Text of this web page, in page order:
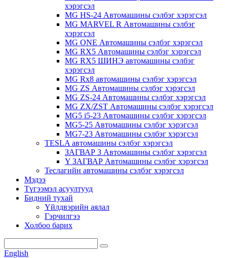
хэрэгсэл
MG HS-24 Автомашины сэлбэг хэрэгсэл
MG MARVEL R Автомашины сэлбэг
хэрэгсэл
MG ONE Автомашины сэлбэг хэрэгсэл
MG RX5 Автомашины сэлбэг хэрэгсэл
MG RX5 ШИНЭ автомашины сэлбэг
хэрэгсэл
MG Rx8 автомашины сэлбэг хэрэгсэл
MG ZS Автомашины сэлбэг хэрэгсэл
MG ZS-24 Автомашины сэлбэг хэрэгсэл
MG ZX/ZST Автомашины сэлбэг хэрэгсэл
MG5 i5-23 Автомашины сэлбэг хэрэгсэл
MG5-25 Автомашины сэлбэг хэрэгсэл
MG7-23 Автомашины сэлбэг хэрэгсэл
TESLA автомашины сэлбэг хэрэгсэл
ЗАГВАР 3 Автомашины сэлбэг хэрэгсэл
Y ЗАГВАР Автомашины сэлбэг хэрэгсэл
Теслагийн автомашины сэлбэг хэрэгсэл
Мэдээ
Түгээмэл асуултууд
Бидний тухай
Үйлдвэрийн аялал
Гэрчилгээ
Холбоо барих
English